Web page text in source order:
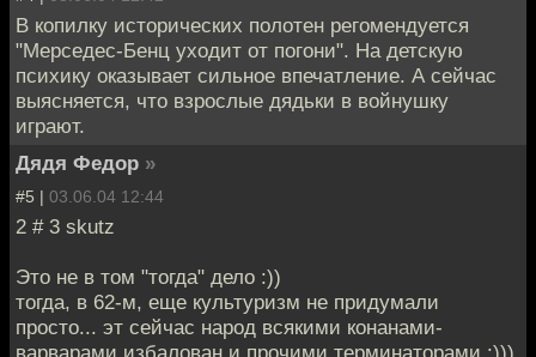
В копилку исторических полотен регомендуется
"Мерседес-Бенц уходит от погони". На детскую
психику оказывает сильное впечатление. А сейчас
выясняется, что взрослые дядьки в войнушку
играют.
Дядя Федор »
#5 | 03.06.04 12:44
2 # 3 skutz
Это не в том "тогда" дело :))
тогда, в 62-м, еще культуризм не придумали
просто... эт сейчас народ всякими конанами-
варварами избалован и прочими терминаторами :)))